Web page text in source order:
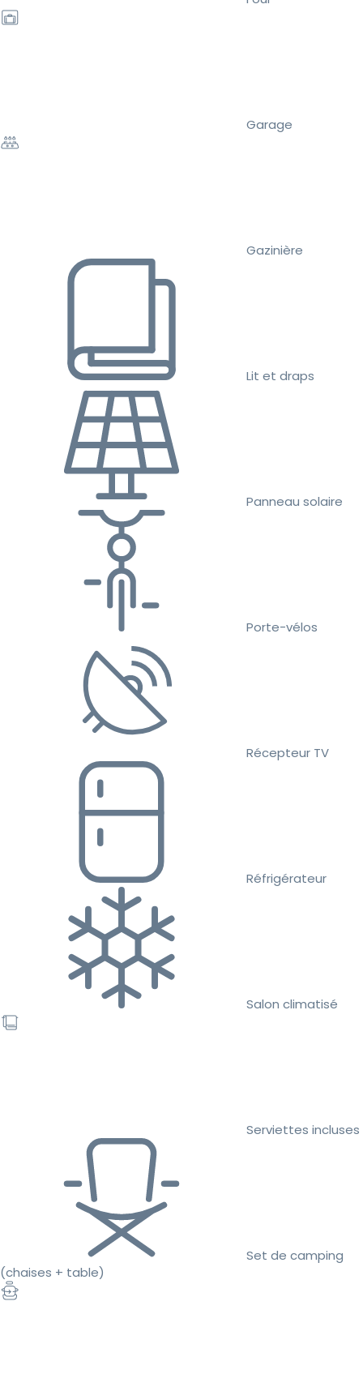
Garage
Gazinière
Lit et draps
Panneau solaire
Porte-vélos
Récepteur TV
Réfrigérateur
Salon climatisé
Serviettes incluses
Set de camping
(chaises + table)